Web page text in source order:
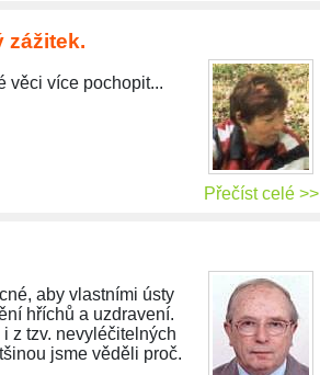
zážitek.
věci více pochopit...
Přečíst celé >>
aby vlastními ústy
hříchů a uzdravení.
z tzv. nevyléčitelných
jsme věděli proč.